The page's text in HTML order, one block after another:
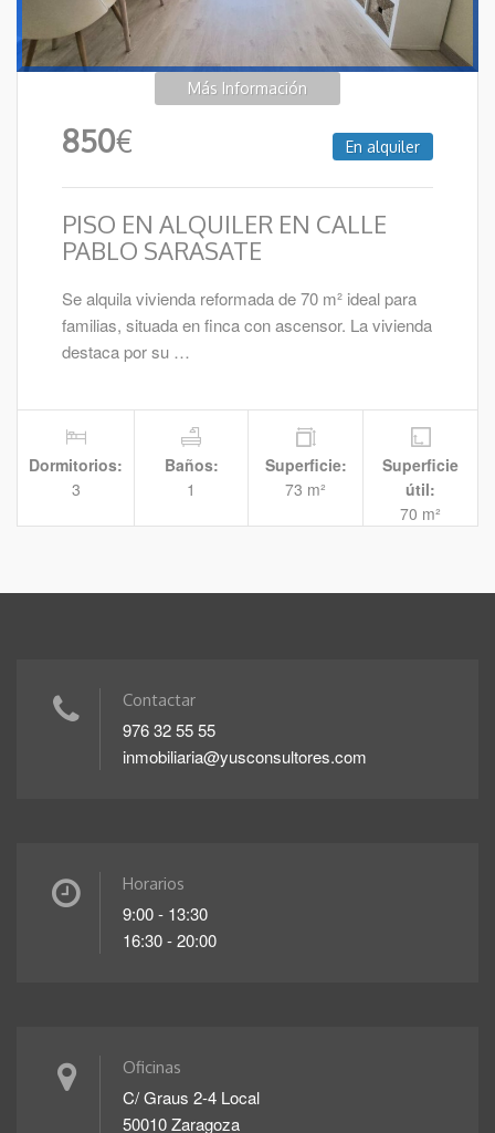
Más Información
850€ En alquiler
PISO EN ALQUILER EN CALLE
PABLO SARASATE
Se alquila vivienda reformada de 70 m² ideal para
familias, situada en finca con ascensor. La vivienda
destaca por su …
Dormitorios:
3
Baños:
1
Superficie:
73 m²
Superficie
útil:
70 m²
Contactar
976 32 55 55
inmobiliaria@yusconsultores.com
Horarios
9:00 - 13:30
16:30 - 20:00
Oficinas
C/ Graus 2-4 Local
50010 Zaragoza